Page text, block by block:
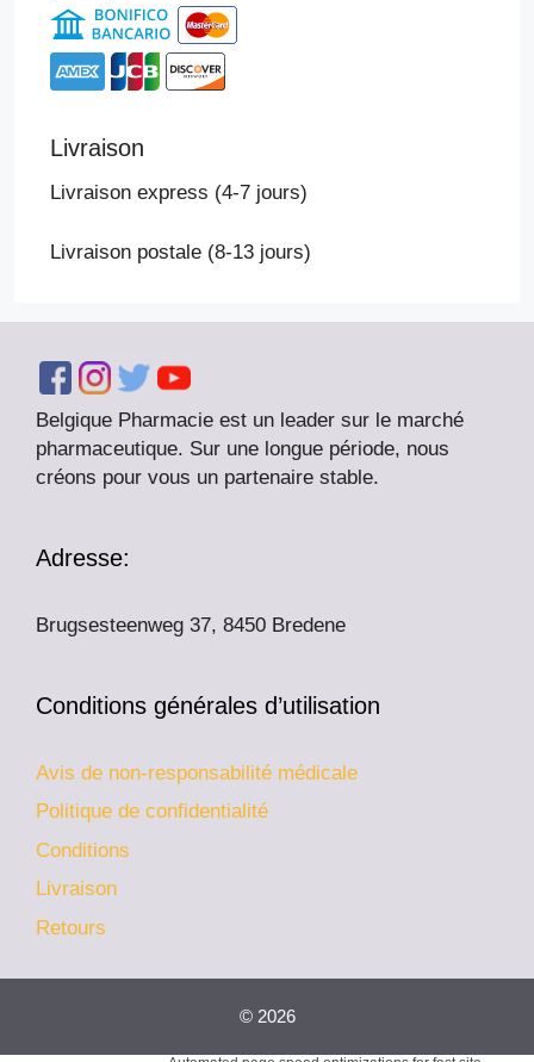
Livraison
Livraison express (4-7 jours)
Livraison postale (8-13 jours)
Belgique Pharmacie est un leader sur le marché
pharmaceutique. Sur une longue période, nous
créons pour vous un partenaire stable.
Adresse:
Brugsesteenweg 37, 8450 Bredene
Conditions générales d’utilisation
Avis de non-responsabilité médicale
Politique de confidentialité
Conditions
Livraison
Retours
© 2026